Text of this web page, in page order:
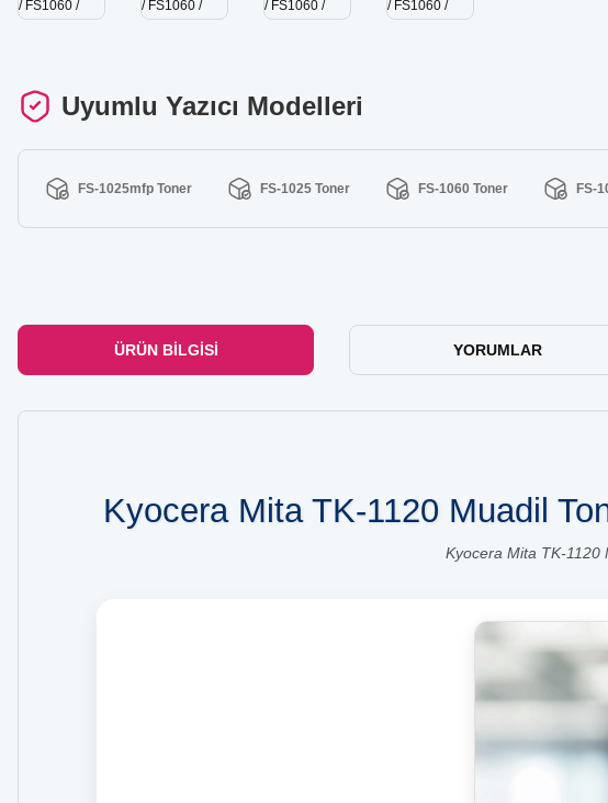
Uyumlu Yazıcı Modelleri
FS-1025mfp Toner FS-1025 Toner FS-1060 Toner FS-
ÜRÜN BILGISI YORUMLAR
Kyocera Mita TK-1120 Muadil
Kyocera Mita TK-1120